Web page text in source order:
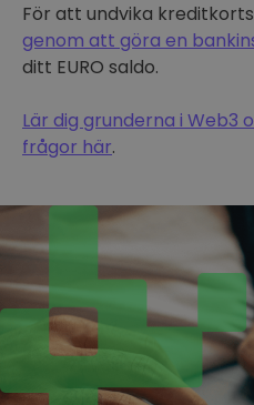
För att undvika
genom att göra en
ditt EURO saldo.
Lär dig grunderna i Web3
frågor här.